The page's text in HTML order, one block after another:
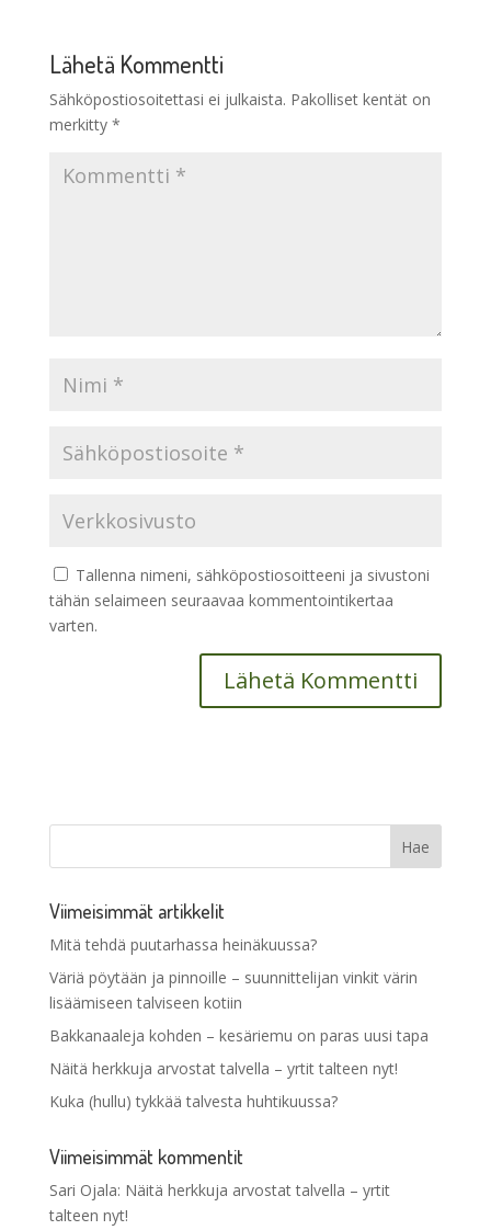
Lähetä Kommentti
Sähköpostiosoitettasi ei julkaista. Pakolliset kentät on
merkitty *
Tallenna nimeni, sähköpostiosoitteeni ja sivustoni
tähän selaimeen seuraavaa kommentointikertaa
varten.
Viimeisimmät artikkelit
Mitä tehdä puutarhassa heinäkuussa?
Väriä pöytään ja pinnoille – suunnittelijan vinkit värin
lisäämiseen talviseen kotiin
Bakkanaaleja kohden – kesäriemu on paras uusi tapa
Näitä herkkuja arvostat talvella – yrtit talteen nyt!
Kuka (hullu) tykkää talvesta huhtikuussa?
Viimeisimmät kommentit
Sari Ojala: Näitä herkkuja arvostat talvella – yrtit
talteen nyt!